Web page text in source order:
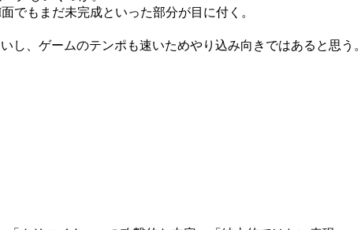
でもまだ未完成といった部分が目に付く。
、ゲームのテンポも速いためやり込み向きではあると思う。